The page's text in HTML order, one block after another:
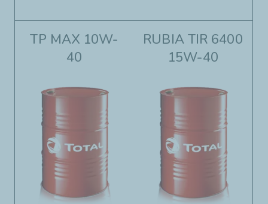
TP MAX 10W-
40
RUBIA TIR 6400
15W-40